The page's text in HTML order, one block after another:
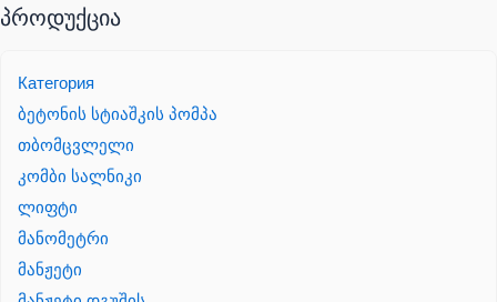
პროდუქცია
Категория
ბეტონის სტიაშკის პომპა
თბომცვლელი
კომბი სალნიკი
ლიფტი
მანომეტრი
მანჟეტი